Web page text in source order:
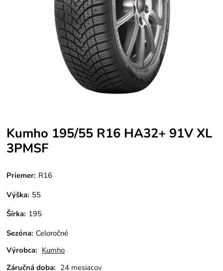
Kumho 195/55 R16 HA32+ 91V XL
3PMSF
Priemer: R16
Výška: 55
Šírka: 195
Sezóna: Celoročné
Výrobca: Kumho
Záručná doba: 24 mesiacov